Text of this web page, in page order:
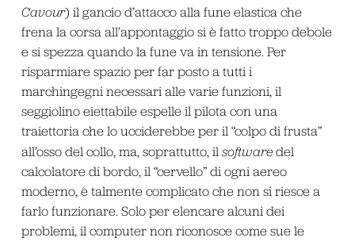
Cavour) il gancio d’attacco alla fune elastica che
frena la corsa all’appontaggio si è fatto troppo debole
e si spezza quando la fune va in tensione. Per
risparmiare spazio per far posto a tutti i
marchingegni necessari alle varie funzioni, il
seggiolino eiettabile espelle il pilota con una
traiettoria che lo ucciderebbe per il “colpo di frusta”
all’osso del collo, ma, soprattutto, il softwaredel
calcolatore di bordo, il “cervello” di ogni aereo
moderno, è talmente complicato che non si riesce a
farlo funzionare. Solo per elencare alcuni dei
problemi, il computer non riconosce come sue le